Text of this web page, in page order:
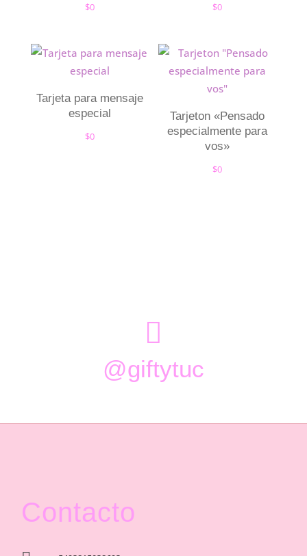
$0 $0
Tarjeta para mensaje
especial
$0
Tarjeton «Pensado
especialmente para
vos»
$0

@giftytuc
Contacto